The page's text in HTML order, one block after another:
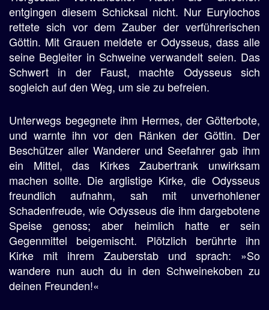
entgingen diesem Schicksal nicht. Nur Eurylochos
rettete sich vor dem Zauber der verführerischen
Göttin. Mit Grauen meldete er Odysseus, dass alle
seine Begleiter in Schweine verwandelt seien. Das
Schwert in der Faust, machte Odysseus sich
sogleich auf den Weg, um sie zu befreien.
Unterwegs begegnete ihm Hermes, der Götterbote,
und warnte ihn vor den Ränken der Göttin. Der
Beschützer aller Wanderer und Seefahrer gab ihm
ein Mittel, das Kirkes Zaubertrank unwirksam
machen sollte. Die arglistige Kirke, die Odysseus
freundlich aufnahm, sah mit unverhohlener
Schadenfreude, wie Odysseus die ihm dargebotene
Speise genoss; aber heimlich hatte er sein
Gegenmittel beigemischt. Plötzlich berührte ihn
Kirke mit ihrem Zauberstab und sprach: »So
wandere nun auch du in den Schweinekoben zu
deinen Freunden!«